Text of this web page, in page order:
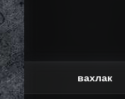
вахлак